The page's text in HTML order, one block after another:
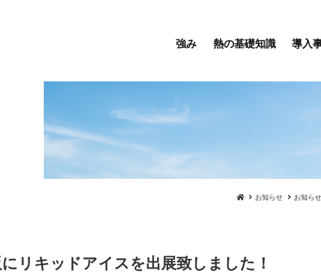
強み 熱の基礎知識 導入
お知らせ お知らせ
リキッドアイスを出展致しました！